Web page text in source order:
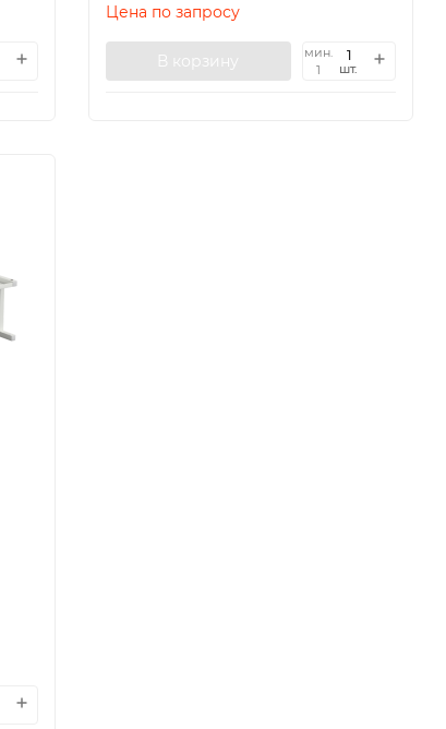
Цена по запросу
В корзину
мин.
1
шт.